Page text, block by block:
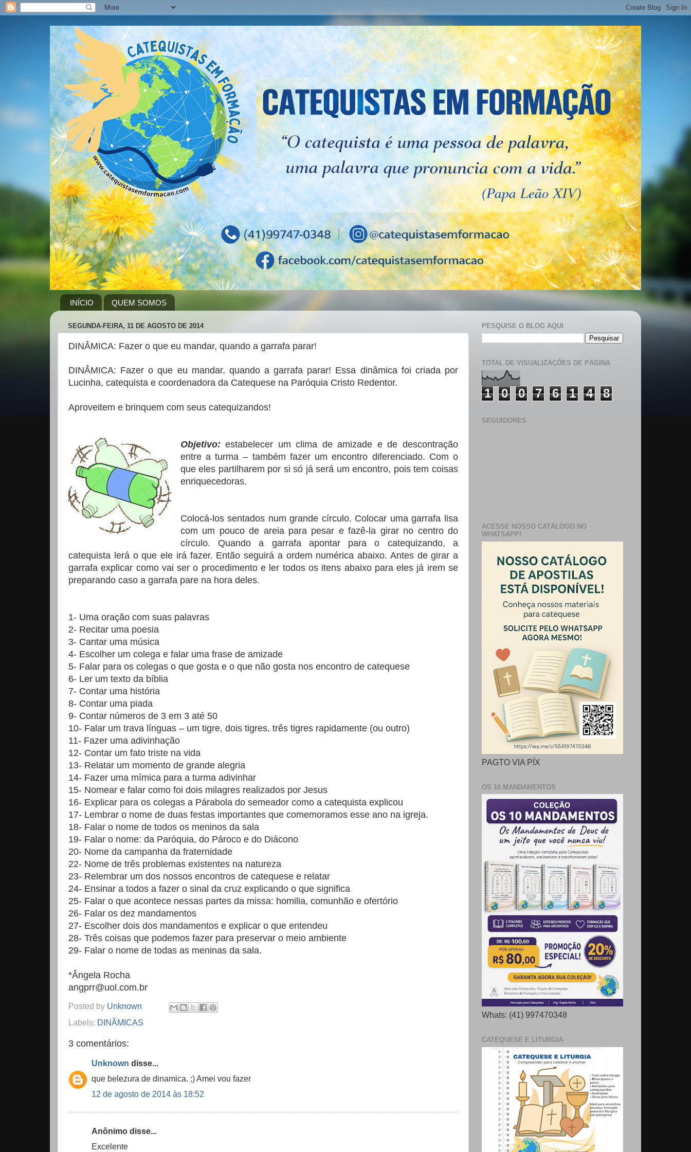
INÍCIO QUEM SOMOS
SEGUNDA-FEIRA, 11 DE AGOSTO DE 2014
DINÂMICA: Fazer o que eu mandar, quando a garrafa parar!
DINÂMICA: Fazer o que eu mandar, quando a garrafa parar! Essa dinâmica foi criada por
Lucinha, catequista e coordenadora da Catequese na Paróquia Cristo Redentor.
Aproveitem e brinquem com seus catequizandos!
Objetivo: estabelecer um clima de amizade e de descontração
entre a turma – também fazer um encontro diferenciado. Com o
que eles partilharem por si só já será um encontro, pois tem coisas
enriquecedoras.
Colocá-los sentados num grande círculo. Colocar uma garrafa lisa
com um pouco de areia para pesar e fazê-la girar no centro do
círculo. Quando a garrafa apontar para o catequizando, a
catequista lerá o que ele irá fazer. Então seguirá a ordem numérica abaixo. Antes de girar a
garrafa explicar como vai ser o procedimento e ler todos os itens abaixo para eles já irem se
preparando caso a garrafa pare na hora deles.
1- Uma oração com suas palavras
2- Recitar uma poesia
3- Cantar uma música
4- Escolher um colega e falar uma frase de amizade
5- Falar para os colegas o que gosta e o que não gosta nos encontro de catequese
6- Ler um texto da bíblia
7- Contar uma história
8- Contar uma piada
9- Contar números de 3 em 3 até 50
10- Falar um trava línguas – um tigre, dois tigres, três tigres rapidamente (ou outro)
11- Fazer uma adivinhação
12- Contar um fato triste na vida
13- Relatar um momento de grande alegria
14- Fazer uma mímica para a turma adivinhar
15- Nomear e falar como foi dois milagres realizados por Jesus
16- Explicar para os colegas a Párabola do semeador como a catequista explicou
17- Lembrar o nome de duas festas importantes que comemoramos esse ano na igreja.
18- Falar o nome de todos os meninos da sala
19- Falar o nome: da Paróquia, do Pároco e do Diácono
20- Nome da campanha da fraternidade
22- Nome de três problemas existentes na natureza
23- Relembrar um dos nossos encontros de catequese e relatar
24- Ensinar a todos a fazer o sinal da cruz explicando o que significa
25- Falar o que acontece nessas partes da missa: homilia, comunhão e ofertório
26- Falar os dez mandamentos
27- Escolher dois dos mandamentos e explicar o que entendeu
28- Três coisas que podemos fazer para preservar o meio ambiente
29- Falar o nome de todas as meninas da sala.
*Ângela Rocha
angprr@uol.com.br
Posted by Unknown
Labels: DINÂMICAS
3 comentários:
Unknown disse...
que belezura de dinamica. ;) Amei vou fazer
12 de agosto de 2014 às 18:52
Anônimo disse...
Excelente
PESQUISE O BLOG AQUI
TOTAL DE VISUALIZAÇÕES DE PÁGINA
1 0 0 7 6 1 4 8
SEGUIDORES
ACESSE NOSSO CATÁLOGO NO
WHATSAPP!
PAGTO VIA PÍX
OS 10 MANDAMENTOS
Whats: (41) 997470348
CATEQUESE E LITURGIA